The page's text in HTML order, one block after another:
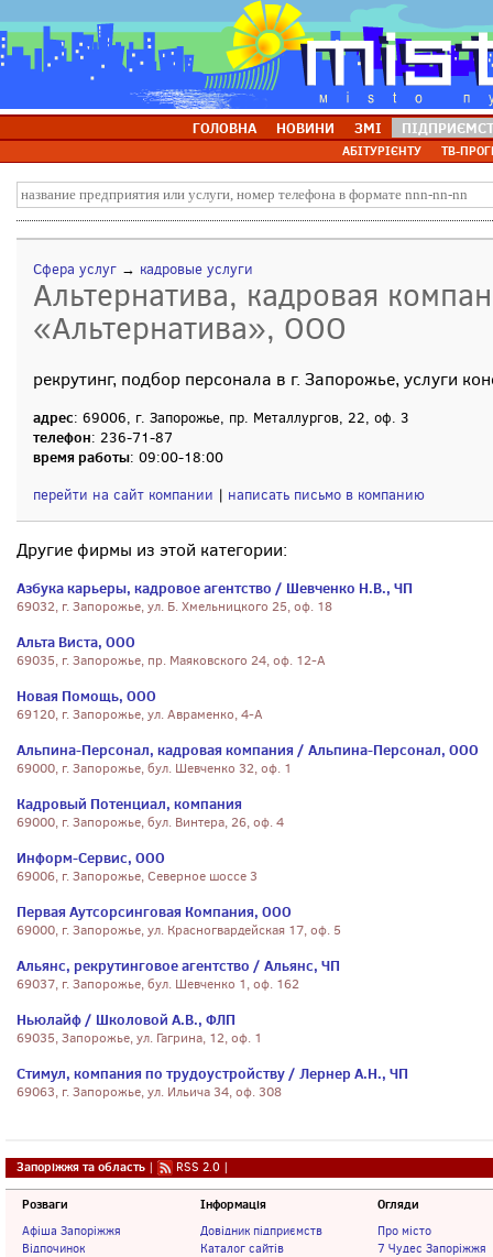
ГОЛОВНА НОВИНИ ЗМІ
АБІТУРІЄНТУ ТВ-
Сфера услуг → кадровые услуги
Альтернатива, кадровая
«Альтернатива», ООО
рекрутинг, подбор персонала в г. Запорожье, услуги
адрес: 69006, г. Запорожье, пр. Металлургов, 22, оф. 3
телефон: 236-71-87
время работы: 09:00-18:00
перейти на сайт компании | написать письмо в компанию
Другие фирмы из этой категории:
Азбука карьеры, кадровое агентство / Шевченко Н.В., ЧП
69032, г. Запорожье, ул. Б. Хмельницкого 25, оф. 18
Альта Виста, ООО
69035, г. Запорожье, пр. Маяковского 24, оф. 12-А
Новая Помощь, ООО
69120, г. Запорожье, ул. Авраменко, 4-А
Альпина-Персонал, кадровая компания / Альпина-Персонал, ООО
69000, г. Запорожье, бул. Шевченко 32, оф. 1
Кадровый Потенциал, компания
69000, г. Запорожье, бул. Винтера, 26, оф. 4
Информ-Сервис, ООО
69006, г. Запорожье, Северное шоссе 3
Первая Аутсорсинговая Компания, ООО
69000, г. Запорожье, ул. Красногвардейская 17, оф. 5
Альянс, рекрутинговое агентство / Альянс, ЧП
69037, г. Запорожье, бул. Шевченко 1, оф. 162
Ньюлайф / Школовой А.В., ФЛП
69035, Запорожье, ул. Гагрина, 12, оф. 1
Стимул, компания по трудоустройству / Лернер А.Н., ЧП
69063, г. Запорожье, ул. Ильича 34, оф. 308
Запоріжжя та область | RSS 2.0 |
Розваги
Афіша Запоріжжя
Відпочинок
Інформація
Довідник підприємств
Каталог сайтів
Огляди
Про місто
7 Чудес Запоріжжя